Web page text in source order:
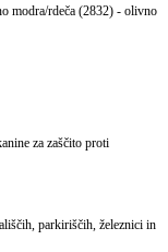
modra/rdeča (2832) - olivno
za zaščito proti
parkiriščih, železnici in